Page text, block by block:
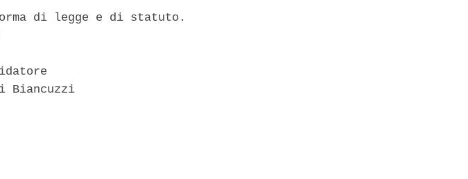
di legge e di statuto.
Biancuzzi